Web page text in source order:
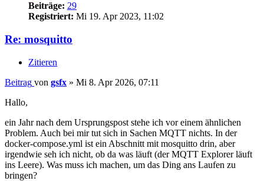
Beiträge: 29
Registriert: Mi 19. Apr 2023, 11:02
Re: mosquitto
Zitieren
Beitrag von gsfx » Mi 8. Apr 2026, 07:11
Hallo,
ein Jahr nach dem Ursprungspost stehe ich vor einem ähnlichen
Problem. Auch bei mir tut sich in Sachen MQTT nichts. In der
docker-compose.yml ist ein Abschnitt mit mosquitto drin, aber
irgendwie seh ich nicht, ob da was läuft (der MQTT Explorer läuft
ins Leere). Was muss ich machen, um das Ding ans Laufen zu
bringen?